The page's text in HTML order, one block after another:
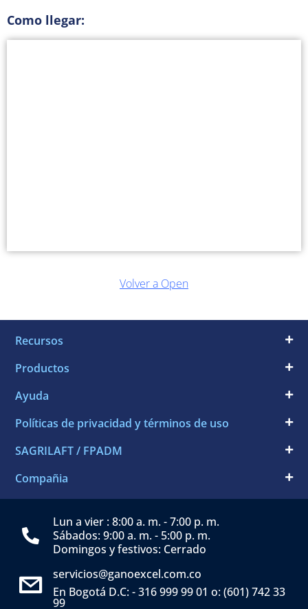
Como llegar:
Volver a Open
Recursos
Productos
Ayuda
Políticas de privacidad y términos de uso
SAGRILAFT / FPADM
Compañia
Lun a vier : 8:00 a. m. - 7:00 p. m.
Sábados: 9:00 a. m. - 5:00 p. m.
Domingos y festivos: Cerrado
servicios@ganoexcel.com.co
En Bogotá D.C: - 316 999 99 01 o: (601) 742 33
99